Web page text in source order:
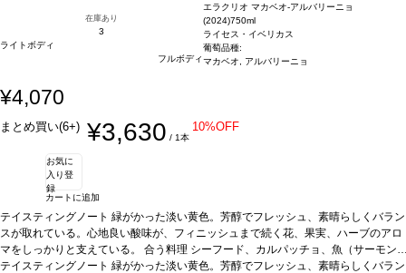
在庫あり
3
ライトボディ
フルボディ
エラクリオ マカベオ-アルバリーニョ
(2024)750ml
ライセス・イベリカス
葡萄品種:
マカベオ, アルバリーニョ
¥4,070
まとめ買い(6+) ¥3,630 / 1本
10%OFF
お気に
入り登
録
カートに追加
テイスティングノート 緑がかった淡い黄色。芳醇でフレッシュ、素晴らしくバラン
スが取れている。心地良い酸味が、フィニッシュまで続く花、果実、ハーブのアロ
マをしっかりと支えている。 合う料理 シーフード、カルパッチョ、魚（サーモン
やスモークしたマスのムース）、白身肉、家きん、フレッシュチーズなどと好相性
テイスティングノート 緑がかった淡い黄色。芳醇でフレッシュ、素晴らしくバラン